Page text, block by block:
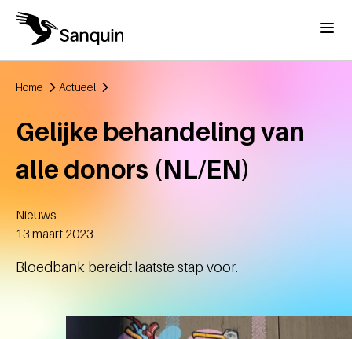
Overslaan en naar de inhoud gaan
Menu
Home Actueel
Gelijke behandeling van
alle donors (NL/EN)
Nieuws
Aangemaakt
13 maart 2023
Bloedbank bereidt laatste stap voor.